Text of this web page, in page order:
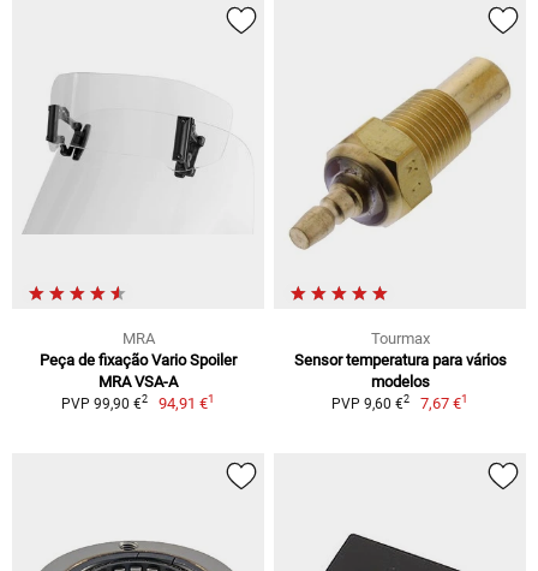
MRA
Peça de fixação Vario Spoiler
MRA VSA-A
PVP 99,90 €2 94,91 €1
Tourmax
Sensor temperatura para vários
modelos
PVP 9,60 €2 7,67 €1